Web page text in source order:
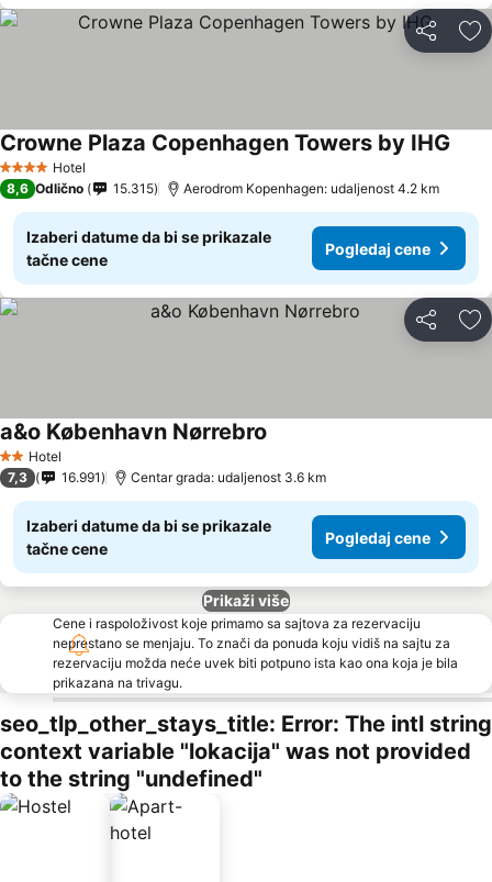
Deli
4 ZvezdiceHotel
Crowne Plaza Copenhagen Towers by IHG
8,6 Odlično 15.315 Aerodrom Kopenhagen: udaljenost 4.2 km
Izaberi datume da bi se prikazale
tačne cene
Pogledaj cene
Deli
2 Zvezdice
Hotel
a&o København Nørrebro
7,3 16.991 Centar grada: udaljenost 3.6 km
Izaberi datume da bi se prikazale
tačne cene
Pogledaj cene
Prikaži više
Cene i raspoloživost koje primamo sa sajtova za rezervaciju
neprestano se menjaju. To znači da ponuda koju vidiš na sajtu za
rezervaciju možda neće uvek biti potpuno ista kao ona koja je bila
prikazana na trivagu.
seo_tlp_other_stays_title: Error: The intl string
context variable "lokacija" was not provided
to the string "undefined"